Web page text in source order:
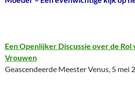
Een Openlijker Discussie over de Rol
Vrouwen
Geascendeerde Meester Venus, 5 mei